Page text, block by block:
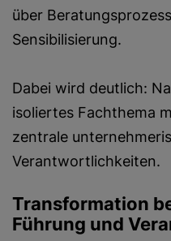
über
Sensibilisierung.
Dabei wird deutlich:
isoliertes Fachthema
zentrale
Verantwortlichkeiten.
Transformation
Führung und